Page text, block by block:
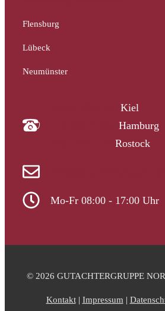
Flensburg
Lübeck
Neumünster
Kiel
Hamburg
Rostock
Mo-Fr 08:00 - 17:00 Uhr
© 2026 GUTACHTERGRUPPE
Kontakt| Impressum |